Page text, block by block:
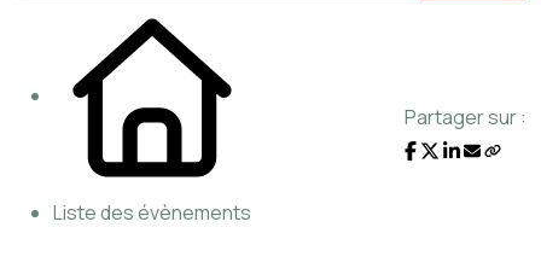
Liste des évènements
Partager sur :